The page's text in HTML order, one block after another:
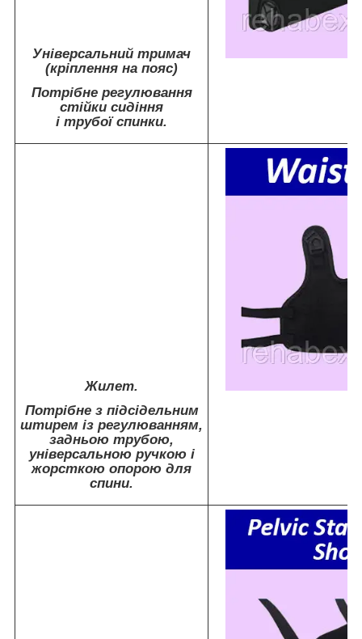
Універсальний тримач
(кріплення на пояс)
Потрібне регулювання
стійки сидіння
і трубої спинки.
Жилет.
Потрібне з підсідельним
штирем із регулюванням,
задньою трубою,
універсальною ручкою і
жорсткою опорою для
спини.